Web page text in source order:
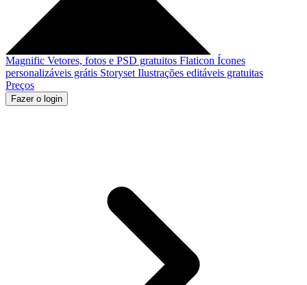
Magnific Vetores, fotos e PSD gratuitos Flaticon Ícones
personalizáveis grátis Storyset Ilustrações editáveis gratuitas
Preços
Fazer o login